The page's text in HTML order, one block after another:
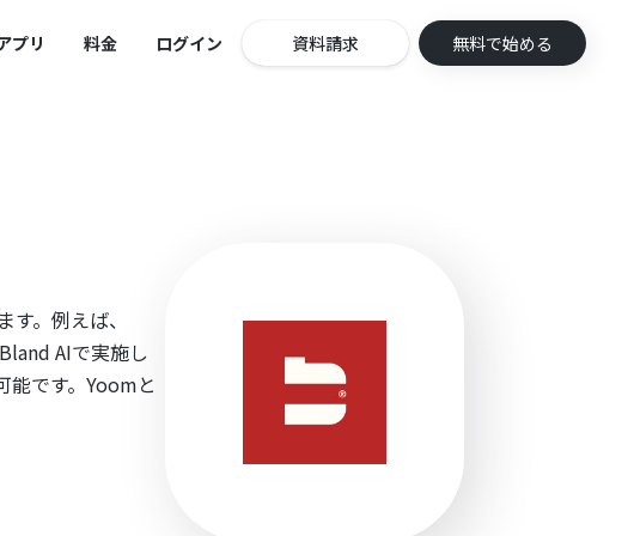
プリ 料金 ログイン 資料請求 無料で始める
。例えば、
AIで実施し
能です。Yoomと